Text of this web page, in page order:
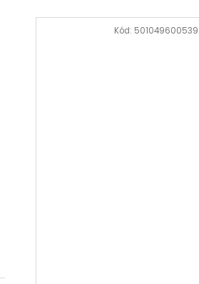
Kód: